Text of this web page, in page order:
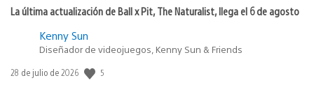
La última actualización de Ball x Pit, The Naturalist, llega el 6 de agosto
Kenny Sun
Diseñador de videojuegos, Kenny Sun & Friends
Fecha
28 de julio de 2026 5